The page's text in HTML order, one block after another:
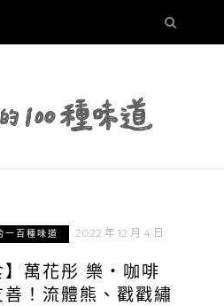
一百種味道 2022 年 12 月 4 日
】萬花彤 樂・咖啡
善！流體熊、戳戳繡